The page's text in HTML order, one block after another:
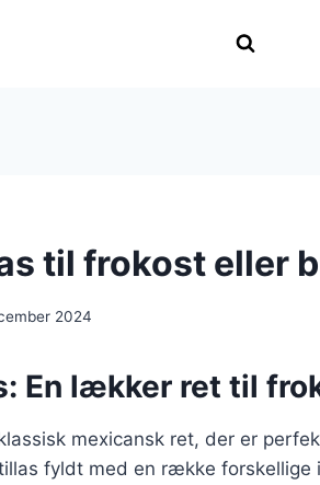
til frokost eller
2024
En lækker ret til
mexicansk ret, der er
fyldt med en række forskellige